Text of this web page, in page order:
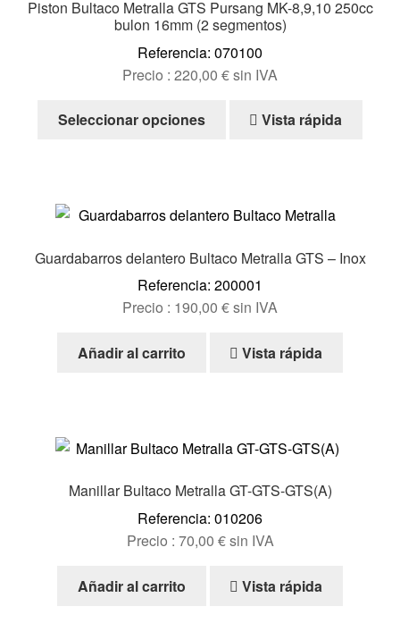
Piston Bultaco Metralla GTS Pursang MK-8,9,10 250cc
bulon 16mm (2 segmentos)
Referencia: 070100
Precio : 220,00 €sin IVA
Seleccionar opciones
Este
producto
Las
se
pueden
elegir
la
Vista rápida
Guardabarros delantero Bultaco Metralla GTS – Inox
Referencia: 200001
Precio : 190,00 €sin IVA
Añadir al carrito Vista rápida
Manillar Bultaco Metralla GT-GTS-GTS(A)
Referencia: 010206
Precio : 70,00 €sin IVA
Añadir al carrito Vista rápida